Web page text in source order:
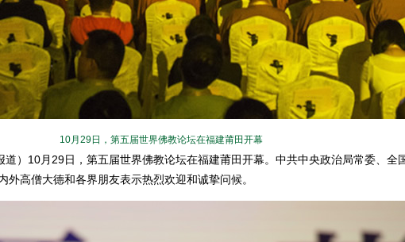
10月29日，第五届世界佛教论坛在福建莆田开幕
）10月29日，第五届世界佛教论坛在福建莆田开幕。中共中央政治局常委、全
外高僧大德和各界朋友表示热烈欢迎和诚挚问候。